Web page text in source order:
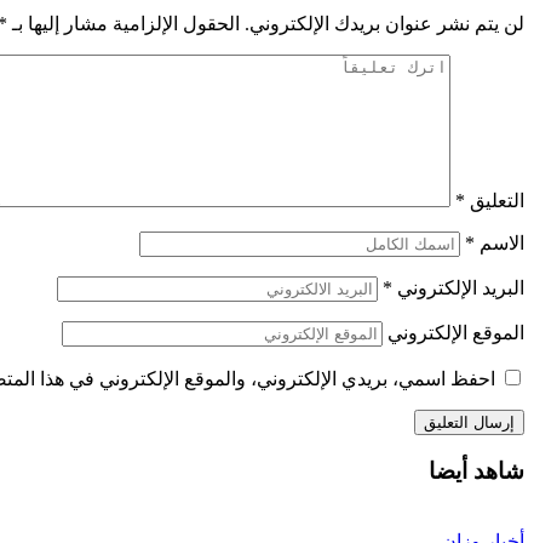
لن يتم نشر عنوان بريدك الإلكتروني. الحقول الإلزامية مشار إليها بـ *
التعليق *
الاسم *
البريد الإلكتروني *
الموقع الإلكتروني
احفظ اسمي، بريدي الإلكتروني، والموقع الإلكتروني في هذا
شاهد أيضا